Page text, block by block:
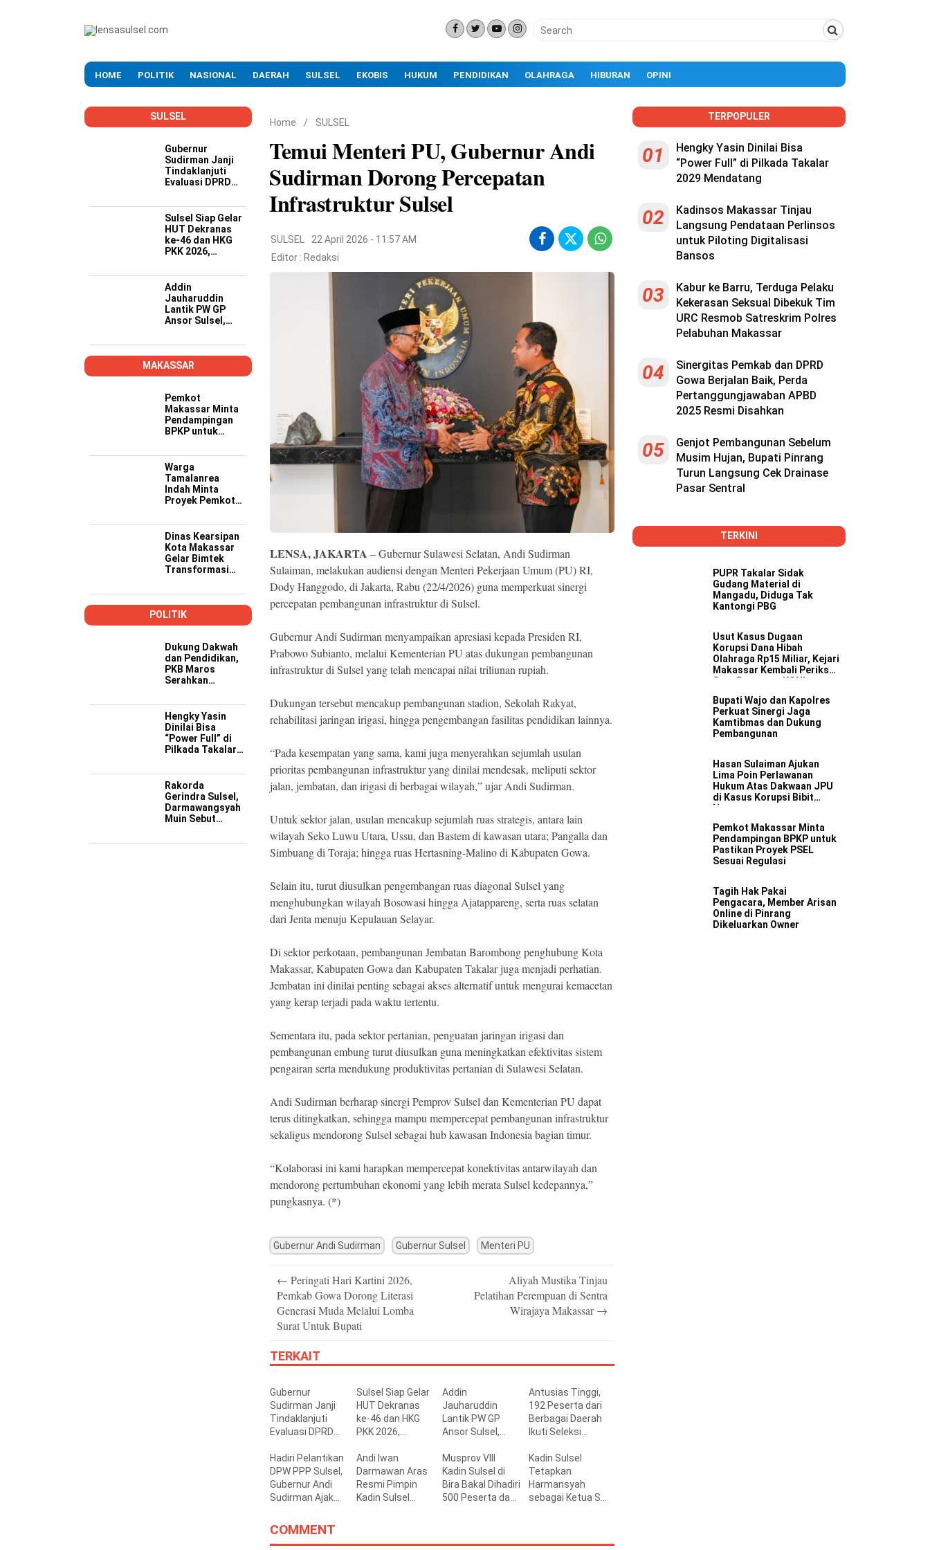
HOME POLITIK NASIONAL DAERAH SULSEL EKOBIS HUKUM PENDIDIKAN OLAHRAGA HIBURAN OPINI
SULSEL
Gubernur
Sudirman Janji
Tindaklanjuti
Evaluasi DPRD
Buruk OPD
Sulsel Siap Gelar
HUT Dekranas
ke-46 dan HKG
PKK 2026,
Promosi Wastra-
Kriya hingga
Dongkrak
Ekonomi Daerah
Addin
Jauharuddin
Lantik PW GP
Ansor Sulsel,
Kompeten,
Kreatif, dan Siap
Wujudkan
Ketahanan
MAKASSAR
Pemkot
Makassar Minta
Pendampingan
BPKP untuk
PSEL Sesuai
Regulasi
Warga
Tamalanrea
Indah Minta
Proyek Pemkot
Transparan,
Musyawarah
Berakhir dengan
Kesepakatan
Dinas Kearsipan
Kota Makassar
Gelar Bimtek
Transformasi
Yogyakarta
POLITIK
Dukung Dakwah
dan Pendidikan,
PKB Maros
Serahkan
Operasional ke
Pesantren
Hidayatullah
Hengky Yasin
Dinilai Bisa
“Power Full” di
Pilkada Takalar
Rakorda
Gerindra Sulsel,
Darmawangsyah
Muin Sebut
Strategis
Home / SULSEL
Temui Menteri PU, Gubernur Andi
Sudirman Dorong Percepatan
Infrastruktur Sulsel
SULSEL
22 April 2026 - 11:57 AM
Editor : Redaksi
LENSA, JAKARTA – Gubernur Sulawesi Selatan, Andi Sudirman
Sulaiman, melakukan audiensi dengan Menteri Pekerjaan Umum (PU) RI,
Dody Hanggodo, di Jakarta, Rabu (22/4/2026) guna memperkuat sinergi
percepatan pembangunan infrastruktur di Sulsel.
Gubernur Andi Sudirman menyampaikan apresiasi kepada Presiden RI,
Prabowo Subianto, melalui Kementerian PU atas dukungan pembangunan
infrastruktur di Sulsel yang telah mencapai nilai triliunan rupiah.
Dukungan tersebut mencakup pembangunan stadion, Sekolah Rakyat,
rehabilitasi jaringan irigasi, hingga pengembangan fasilitas pendidikan lainnya.
“Pada kesempatan yang sama, kami juga menyerahkan sejumlah usulan
prioritas pembangunan infrastruktur yang dinilai mendesak, meliputi sektor
jalan, jembatan, dan irigasi di berbagai wilayah,” ujar Andi Sudirman.
Untuk sektor jalan, usulan mencakup sejumlah ruas strategis, antara lain
wilayah Seko Luwu Utara, Ussu, dan Bastem di kawasan utara; Pangalla dan
Simbuang di Toraja; hingga ruas Hertasning-Malino di Kabupaten Gowa.
Selain itu, turut diusulkan pengembangan ruas diagonal Sulsel yang
menghubungkan wilayah Bosowasi hingga Ajatappareng, serta ruas selatan
dari Jenta menuju Kepulauan Selayar.
Di sektor perkotaan, pembangunan Jembatan Barombong penghubung Kota
Makassar, Kabupaten Gowa dan Kabupaten Takalar juga menjadi perhatian.
Jembatan ini dinilai penting sebagai akses alternatif untuk mengurai kemacetan
yang kerap terjadi pada waktu tertentu.
Sementara itu, pada sektor pertanian, penguatan jaringan irigasi dan
pembangunan embung turut diusulkan guna meningkatkan efektivitas sistem
pengairan serta mendukung produktivitas pertanian di Sulawesi Selatan.
Andi Sudirman berharap sinergi Pemprov Sulsel dan Kementerian PU dapat
terus ditingkatkan, sehingga mampu mempercepat pembangunan infrastruktur
sekaligus mendorong Sulsel sebagai hub kawasan Indonesia bagian timur.
“Kolaborasi ini kami harapkan mempercepat konektivitas antarwilayah dan
mendorong pertumbuhan ekonomi yang lebih merata Sulsel kedepannya,”
pungkasnya. (*)
Gubernur Andi Sudirman Gubernur Sulsel Menteri PU
navigation
← Peringati Hari Kartini 2026,
Pemkab Gowa Dorong Literasi
Generasi Muda Melalui Lomba
Surat Untuk Bupati
Aliyah Mustika Tinjau
Pelatihan Perempuan di Sentra
Wirajaya Makassar→
TERKAIT
Gubernur
Sudirman Janji
Tindaklanjuti
Evaluasi DPRD
OPD
Sulsel Siap Gelar
HUT Dekranas
ke-46 dan HKG
PKK 2026,
Promosi Wastra-
Kriya hingga
Dongkrak
Ekonomi Daerah
Addin
Jauharuddin
Lantik PW GP
Ansor Sulsel,
Kompeten,
Kreatif, dan Siap
Wujudkan
Ketahanan
Antusias Tinggi,
192 Peserta dari
Berbagai Daerah
Ikuti Seleksi
Sekolah
Penerbang
Pemprov Sulsel
Hadiri Pelantikan
DPW PPP Sulsel,
Gubernur Andi
Sudirman Ajak
Dukungan Pusat
untuk
Andi Iwan
Darmawan Aras
Resmi Pimpin
Kadin Sulsel
Musprov VIII
Kadin Sulsel di
Bira Bakal Dihadiri
500 Peserta dan
Kadin Sulsel
Tetapkan
Harmansyah
sebagai Ketua SC
COMMENT
TERPOPULER
01
Hengky Yasin Dinilai Bisa
“Power Full” di Pilkada Takalar
2029 Mendatang
02
Kadinsos Makassar Tinjau
Langsung Pendataan Perlinsos
untuk Piloting Digitalisasi
Bansos
03
Kabur ke Barru, Terduga Pelaku
Kekerasan Seksual Dibekuk Tim
URC Resmob Satreskrim Polres
Pelabuhan Makassar
04
Sinergitas Pemkab dan DPRD
Gowa Berjalan Baik, Perda
Pertanggungjawaban APBD
2025 Resmi Disahkan
05
Genjot Pembangunan Sebelum
Musim Hujan, Bupati Pinrang
Turun Langsung Cek Drainase
Pasar Sentral
TERKINI
PUPR Takalar Sidak
Gudang Material di
Mangadu, Diduga Tak
Kantongi PBG
Usut Kasus Dugaan
Korupsi Dana Hibah
Olahraga Rp15 Miliar, Kejari
Makassar Kembali Periksa
Satu Pengurus KONI
Bupati Wajo dan Kapolres
Perkuat Sinergi Jaga
Kamtibmas dan Dukung
Pembangunan
Hasan Sulaiman Ajukan
Lima Poin Perlawanan
Hukum Atas Dakwaan JPU
di Kasus Korupsi Bibit
Nanas
Pemkot Makassar Minta
Pendampingan BPKP untuk
Pastikan Proyek PSEL
Sesuai Regulasi
Tagih Hak Pakai
Pengacara, Member Arisan
Online di Pinrang
Dikeluarkan Owner